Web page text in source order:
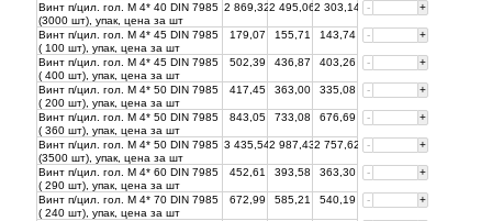
Винт п/цил. гол. М 4* 40 DIN 7985
(3000 шт), упак, цена за шт
2 869,322 495,062 303,14 - +
Винт п/цил. гол. М 4* 45 DIN 7985
( 100 шт), упак, цена за шт
179,07 155,71 143,74 - +
Винт п/цил. гол. М 4* 45 DIN 7985
( 400 шт), упак, цена за шт
502,39 436,87 403,26 - +
Винт п/цил. гол. М 4* 50 DIN 7985
( 200 шт), упак, цена за шт
417,45 363,00 335,08 - +
Винт п/цил. гол. М 4* 50 DIN 7985
( 360 шт), упак, цена за шт
843,05 733,08 676,69 - +
Винт п/цил. гол. М 4* 50 DIN 7985
(3500 шт), упак, цена за шт
3 435,542 987,432 757,62 - +
Винт п/цил. гол. М 4* 60 DIN 7985
( 290 шт), упак, цена за шт
452,61 393,58 363,30 - +
Винт п/цил. гол. М 4* 70 DIN 7985
( 240 шт), упак, цена за шт
672,99 585,21 540,19 - +